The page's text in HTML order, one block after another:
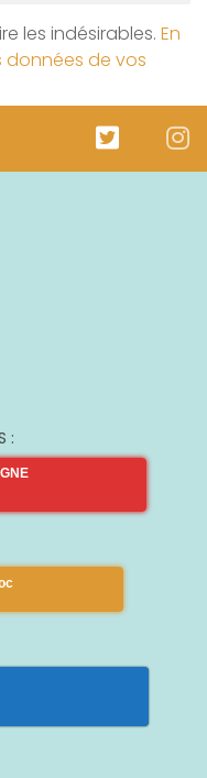
les indésirables. En
données de vos
: